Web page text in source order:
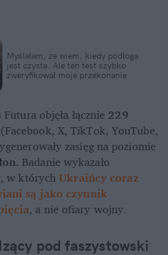
Myślałam, że wiem, kiedy podłoga
jest czysta. Ale ten test szybko
zweryfikował moje przekonanie
objęła łącznie 229
X, TikTok, YouTube,
. Badanie wykazało
w którychUkraińcy coraz
są jako czynnik
, a nie ofiary wojny.
pod faszystowski